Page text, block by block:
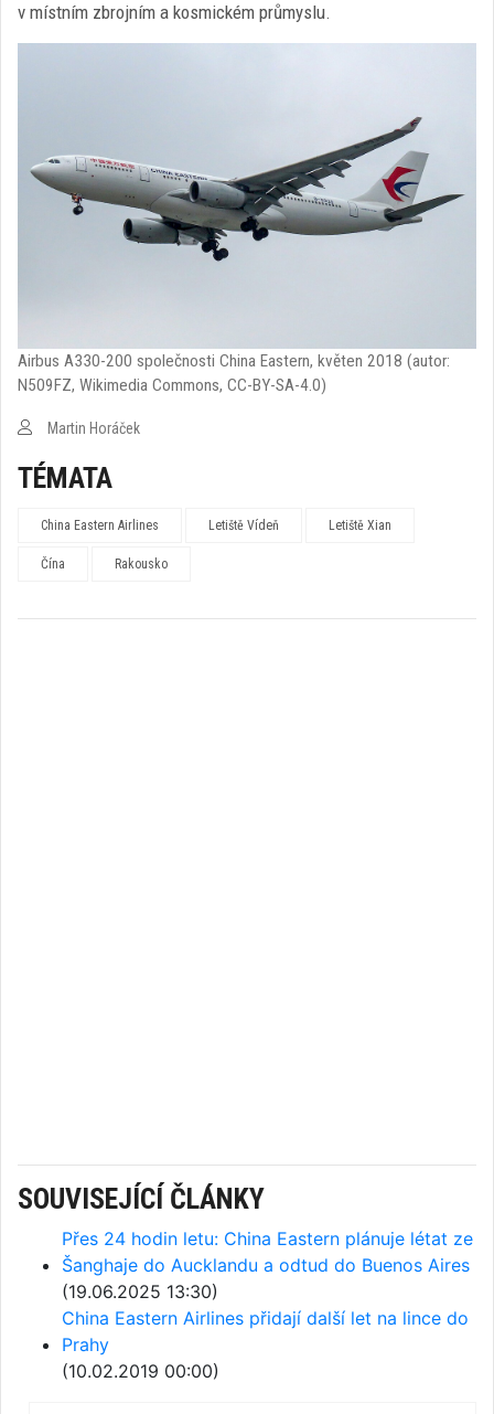
v místním zbrojním a kosmickém průmyslu.
Airbus A330-200 společnosti China Eastern, květen 2018 (autor:
N509FZ, Wikimedia Commons, CC-BY-SA-4.0)
Martin Horáček
TÉMATA
China Eastern Airlines Letiště Vídeň Letiště Xian
Čína Rakousko
SOUVISEJÍCÍ ČLÁNKY
Přes 24 hodin letu: China Eastern plánuje létat ze
Šanghaje do Aucklandu a odtud do Buenos Aires
(19.06.2025 13:30)
China Eastern Airlines přidají další let na lince do
Prahy
(10.02.2019 00:00)